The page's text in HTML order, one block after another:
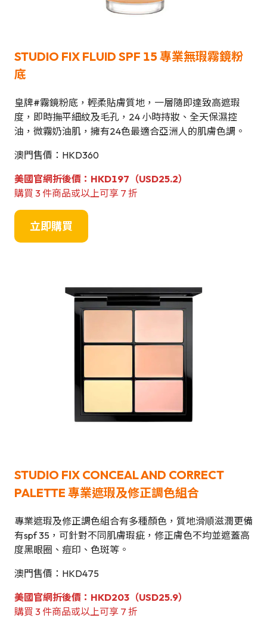
STUDIO FIX FLUID SPF 15 專業無瑕霧鏡粉
底
皇牌#霧鏡粉底，輕柔貼膚質地，一層隨即達致高遮瑕
度，即時撫平細紋及毛孔，24 小時持妝、全天保濕控
油，微霧奶油肌，擁有24色最適合亞洲人的肌膚色調。
澳門售價：HKD360
美國官網折後價：HKD197（USD25.2）
購買 3 件商品或以上可享 7 折
立即購買
STUDIO FIX CONCEAL AND CORRECT
PALETTE 專業遮瑕及修正調色組合
專業遮瑕及修正調色組合有多種顏色，質地滑順滋潤更備
有spf 35，可針對不同肌膚瑕疵，修正膚色不均並遮蓋高
度黑眼圈、痘印、色斑等。
澳門售價：HKD475
美國官網折後價：HKD203（USD25.9）
購買 3 件商品或以上可享 7 折